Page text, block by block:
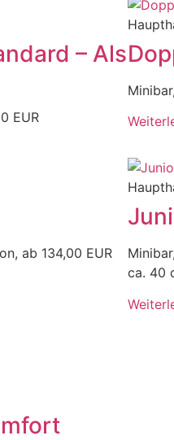
– Als
EUR
ab 134,00 EUR
ca. 40